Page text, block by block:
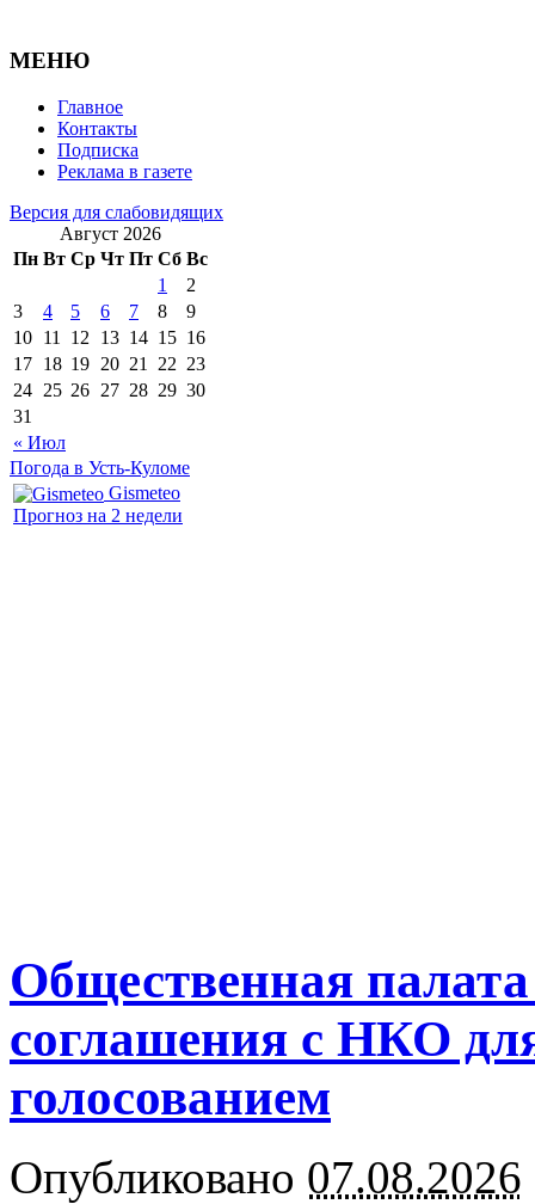
МЕНЮ
Главное
Контакты
Подписка
Реклама в газете
Версия для слабовидящих
Август 2026
Пн Вт Ср Чт Пт Сб Вс
« Июл
1
2
3
4 5 6 7 8
9
10 11 12 13 14 15 16
17 18 19 20 21 22 23
24 25 26 27 28 29 30
31
Погода в Усть-Куломе
Gismeteo
Прогноз на 2 недели
Общественная
соглашения с НКО
голосованием
Опубликовано 07.08.2026